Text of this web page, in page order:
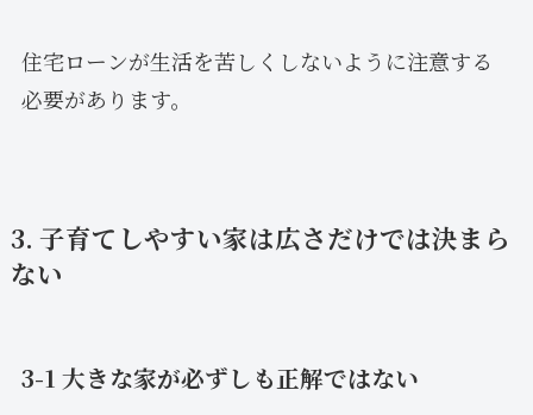
住宅ローンが生活を苦しくしないように注意する
必要があります。
3. 子育てしやすい家は広さだけでは決まら
ない
3-1 大きな家が必ずしも正解ではない